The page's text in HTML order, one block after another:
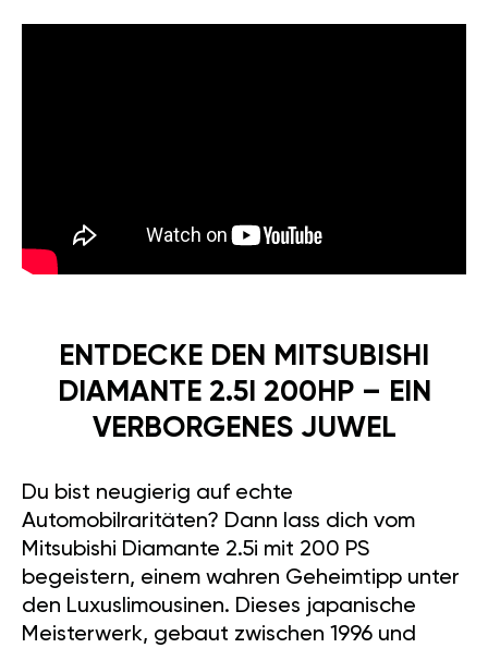
ENTDECKE DEN MITSUBISHI
DIAMANTE 2.5I 200HP – EIN
VERBORGENES JUWEL
Du bist neugierig auf echte
Automobilraritäten? Dann lass dich vom
Mitsubishi Diamante 2.5i mit 200 PS
begeistern, einem wahren Geheimtipp unter
den Luxuslimousinen. Dieses japanische
Meisterwerk, gebaut zwischen 1996 und